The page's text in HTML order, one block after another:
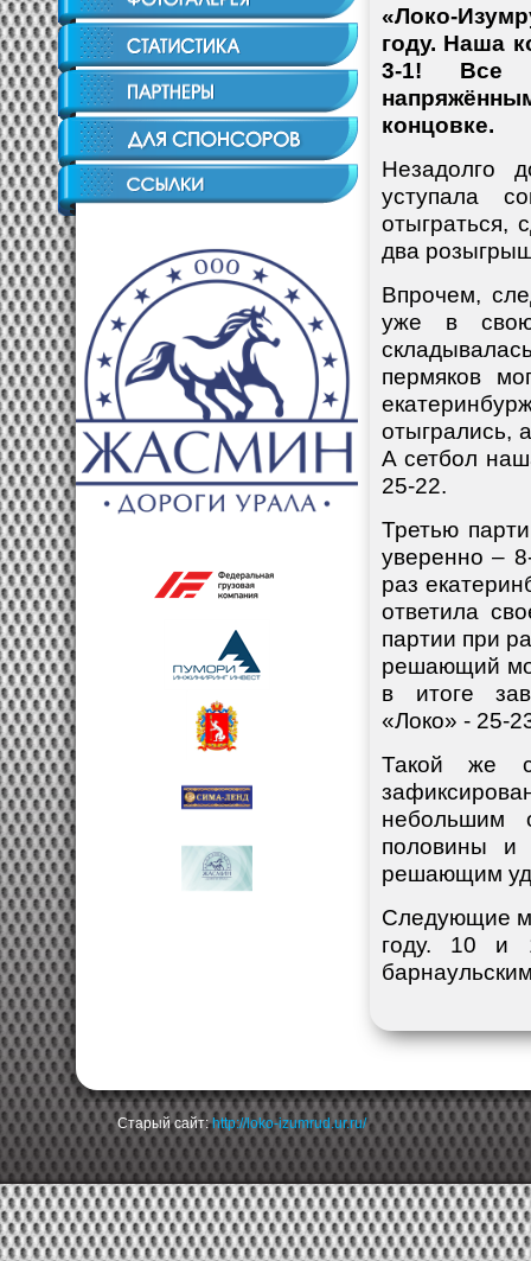
«Локо-
году. Наша
3-1! Все
концовке.
Незадолго
уступала
отыграться,
два
Впрочем,
уже в свою
пермяков
отыгрались,
А сетбол
25-22.
Третью
уверенно –
раз
ответила
партии при
решающий
в итоге
«Локо» - 25-
Такой же
небольшим
половины и
решающим
Следующие
году. 10 и
Старый сайт:http://loko-izumrud.ur.ru/